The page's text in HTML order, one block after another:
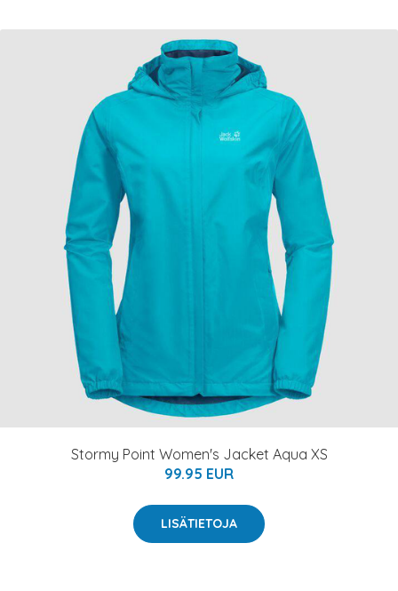
Stormy Point Women's Jacket Aqua XS
99.95 EUR
LISÄTIETOJA